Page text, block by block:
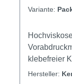
Variante:
klebefreier
Hersteller: